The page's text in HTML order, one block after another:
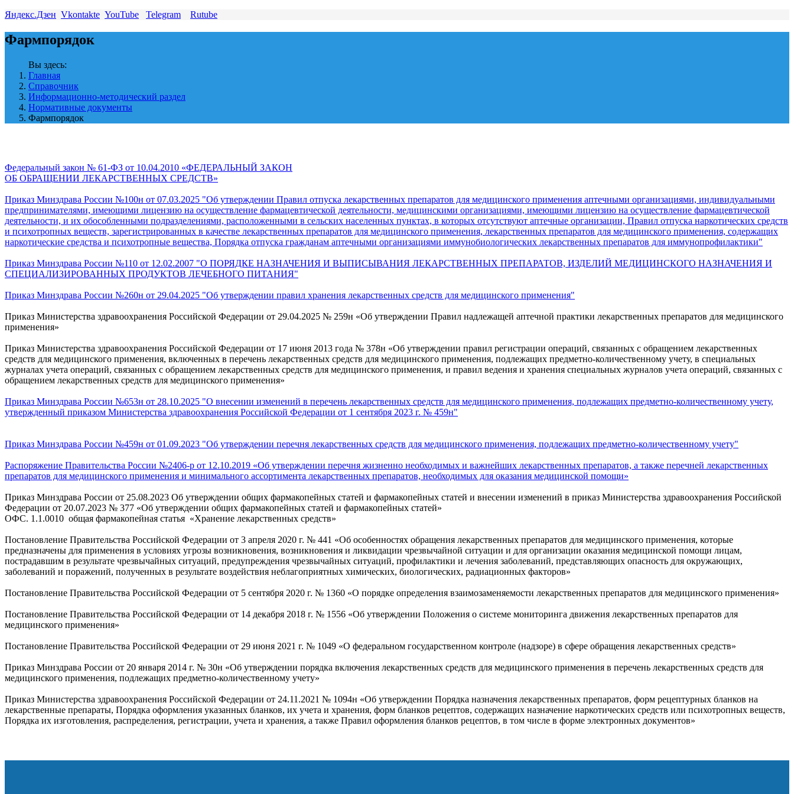
Яндекс.Дзен Vkontakte YouTube Telegram Rutube
Фармпорядок
Вы здесь:
Главная
Справочник
Информационно-методический раздел
Нормативные документы
Фармпорядок
Федеральный закон № 61-ФЗ от 10.04.2010 «ФЕДЕРАЛЬНЫЙ ЗАКОН
ОБ ОБРАЩЕНИИ ЛЕКАРСТВЕННЫХ СРЕДСТВ»
Приказ Минздрава России №100н от 07.03.2025 "Об утверждении Правил отпуска лекарственных препаратов для медицинского применения аптечными организациями, индивидуальными
предпринимателями, имеющими лицензию на осуществление фармацевтической деятельности, медицинскими организациями, имеющими лицензию на осуществление фармацевтической
деятельности, и их обособленными подразделениями, расположенными в сельских населенных пунктах, в которых отсутствуют аптечные организации, Правил отпуска наркотических средств
и психотропных веществ, зарегистрированных в качестве лекарственных препаратов для медицинского применения, лекарственных препаратов для медицинского применения, содержащих
наркотические средства и психотропные вещества, Порядка отпуска гражданам аптечными организациями иммунобиологических лекарственных препаратов для иммунопрофилактики"
Приказ Минздрава России №110 от 12.02.2007 "О ПОРЯДКЕ НАЗНАЧЕНИЯ И ВЫПИСЫВАНИЯ ЛЕКАРСТВЕННЫХ ПРЕПАРАТОВ, ИЗДЕЛИЙ МЕДИЦИНСКОГО НАЗНАЧЕНИЯ И
СПЕЦИАЛИЗИРОВАННЫХ ПРОДУКТОВ ЛЕЧЕБНОГО ПИТАНИЯ"
Приказ Минздрава России №260н от 29.04.2025 "Об утверждении правил хранения лекарственных средств для медицинского применения"
Приказ Министерства здравоохранения Российской Федерации от 29.04.2025 № 259н «Об утверждении Правил надлежащей аптечной практики лекарственных препаратов для медицинского
применения»
Приказ Министерства здравоохранения Российской Федерации от 17 июня 2013 года № 378н «Об утверждении правил регистрации операций, связанных с обращением лекарственных
средств для медицинского применения, включенных в перечень лекарственных средств для медицинского применения, подлежащих предметно-количественному учету, в специальных
журналах учета операций, связанных с обращением лекарственных средств для медицинского применения, и правил ведения и хранения специальных журналов учета операций, связанных с
обращением лекарственных средств для медицинского применения»
Приказ Минздрава России №653н от 28.10.2025 "О внесении изменений в перечень лекарственных средств для медицинского применения, подлежащих предметно-количественному учету,
утвержденный приказом Министерства здравоохранения Российской Федерации от 1 сентября 2023 г. № 459н"
Приказ Минздрава России №459н от 01.09.2023 "Об утверждении перечня лекарственных средств для медицинского применения, подлежащих предметно-количественному учету"
Распоряжение Правительства России №2406-р от 12.10.2019 «Об утверждении перечня жизненно необходимых и важнейших лекарственных препаратов, а также перечней лекарственных
препаратов для медицинского применения и минимального ассортимента лекарственных препаратов, необходимых для оказания медицинской помощи»
Приказ Минздрава России от 25.08.2023 Об утверждении общих фармакопейных статей и фармакопейных статей и внесении изменений в приказ Министерства здравоохранения Российской
Федерации от 20.07.2023 № 377 «Об утверждении общих фармакопейных статей и фармакопейных статей»
ОФС. 1.1.0010 общая фармакопейная статья «Хранение лекарственных средств»
Постановление Правительства Российской Федерации от 3 апреля 2020 г. № 441 «Об особенностях обращения лекарственных препаратов для медицинского применения, которые
предназначены для применения в условиях угрозы возникновения, возникновения и ликвидации чрезвычайной ситуации и для организации оказания медицинской помощи лицам,
пострадавшим в результате чрезвычайных ситуаций, предупреждения чрезвычайных ситуаций, профилактики и лечения заболеваний, представляющих опасность для окружающих,
заболеваний и поражений, полученных в результате воздействия неблагоприятных химических, биологических, радиационных факторов»
Постановление Правительства Российской Федерации от 5 сентября 2020 г. № 1360 «О порядке определения взаимозаменяемости лекарственных препаратов для медицинского применения»
Постановление Правительства Российской Федерации от 14 декабря 2018 г. № 1556 «Об утверждении Положения о системе мониторинга движения лекарственных препаратов для
медицинского применения»
Постановление Правительства Российской Федерации от 29 июня 2021 г. № 1049 «О федеральном государственном контроле (надзоре) в сфере обращения лекарственных средств»
Приказ Минздрава России от 20 января 2014 г. № 30н «Об утверждении порядка включения лекарственных средств для медицинского применения в перечень лекарственных средств для
медицинского применения, подлежащих предметно-количественному учету»
Приказ Министерства здравоохранения Российской Федерации от 24.11.2021 № 1094н «Об утверждении Порядка назначения лекарственных препаратов, форм рецептурных бланков на
лекарственные препараты, Порядка оформления указанных бланков, их учета и хранения, форм бланков рецептов, содержащих назначение наркотических средств или психотропных веществ,
Порядка их изготовления, распределения, регистрации, учета и хранения, а также Правил оформления бланков рецептов, в том числе в форме электронных документов»